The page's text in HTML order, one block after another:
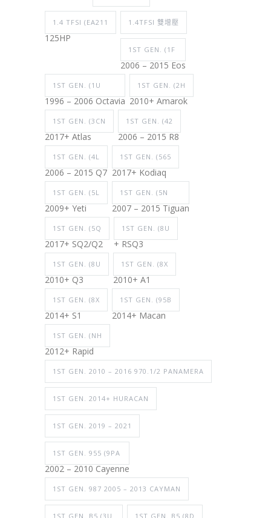
1.4 TFSI (EA211
125HP
1.4TFSI 雙增壓
1ST GEN. (1F
2006 – 2015 Eos
1ST GEN. (1U
1996 – 2006 Octavia
1ST GEN. (2H
2010+ Amarok
1ST GEN. (3CN
2017+ Atlas
1ST GEN. (42
2006 – 2015 R8
1ST GEN. (4L
2006 – 2015 Q7
1ST GEN. (565
2017+ Kodiaq
1ST GEN. (5L
2009+ Yeti
1ST GEN. (5N
2007 – 2015 Tiguan
1ST GEN. (5Q
2017+ SQ2/Q2
1ST GEN. (8U
+ RSQ3
1ST GEN. (8U
2010+ Q3
1ST GEN. (8X
2010+ A1
1ST GEN. (8X
2014+ S1
1ST GEN. (95B
2014+ Macan
1ST GEN. (NH
2012+ Rapid
1ST GEN. 2010 – 2016 970.1/2 PANAMERA
1ST GEN. 2014+ HURACAN
1ST GEN. 2019 – 2021
1ST GEN. 955 (9PA
2002 – 2010 Cayenne
1ST GEN. 987 2005 – 2013 CAYMAN
1ST GEN. B5 (3U 1ST GEN. B5 (8D